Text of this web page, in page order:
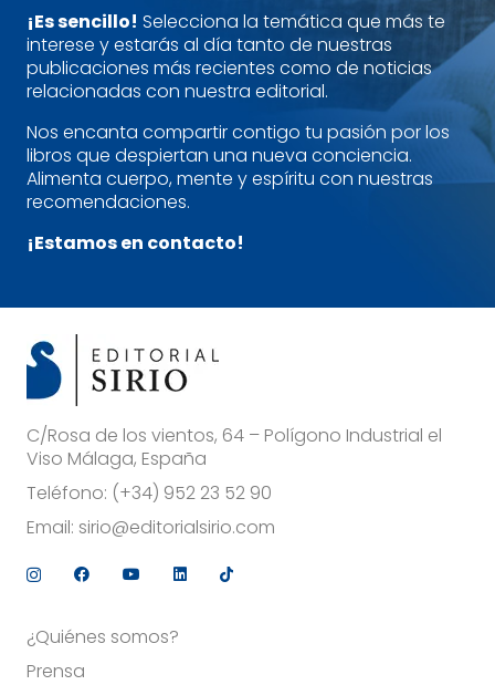
¡Es sencillo! Selecciona la temática que más te
interese y estarás al día tanto de nuestras
publicaciones más recientes como de noticias
relacionadas con nuestra editorial.
Nos encanta compartir contigo tu pasión por los
libros que despiertan una nueva conciencia.
Alimenta cuerpo, mente y espíritu con nuestras
recomendaciones.
¡Estamos en contacto!
C/Rosa de los vientos, 64 – Polígono Industrial el
Viso Málaga, España
Teléfono: (+34) 952 23 52 90
Email: sirio@editorialsirio.com
¿Quiénes somos?
Prensa